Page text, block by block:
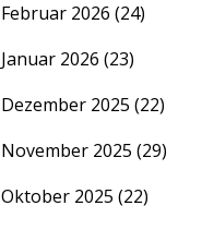
Februar 2026 (24)
Januar 2026 (23)
Dezember 2025 (22)
November 2025 (29)
Oktober 2025 (22)